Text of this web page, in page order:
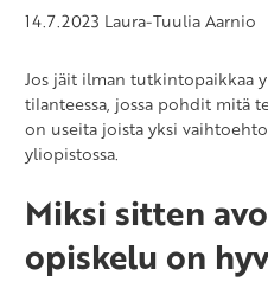
14.7.2023 Laura-Tuulia Aarnio
Jos jäit ilman tutkintopaikkaa
tilanteessa, jossa pohdit mitä
on useita joista yksi
yliopistossa.
Miksi sitten
opiskelu on